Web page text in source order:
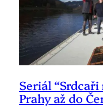
Seriál “Srdcaři
Prahy až do